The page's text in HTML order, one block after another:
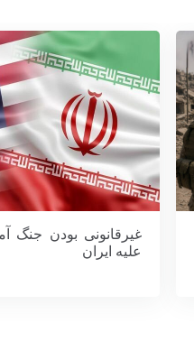
غیرقانونی بودن جنگ
علیه ایران